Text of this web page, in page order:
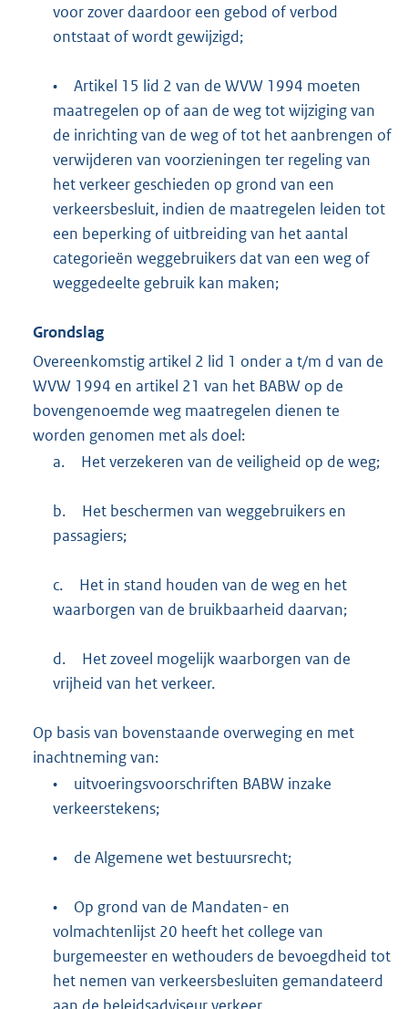
voor zover daardoor een gebod of verbod
ontstaat of wordt gewijzigd;
•
Artikel 15 lid 2 van de WVW 1994 moeten
maatregelen op of aan de weg tot wijziging van
de inrichting van de weg of tot het aanbrengen of
verwijderen van voorzieningen ter regeling van
het verkeer geschieden op grond van een
verkeersbesluit, indien de maatregelen leiden tot
een beperking of uitbreiding van het aantal
categorieën weggebruikers dat van een weg of
weggedeelte gebruik kan maken;
Grondslag
Overeenkomstig artikel 2 lid 1 onder a t/m d van de
WVW 1994 en artikel 21 van het BABW op de
bovengenoemde weg maatregelen dienen te
worden genomen met als doel:
a.
Het verzekeren van de veiligheid op de weg;
b.
Het beschermen van weggebruikers en
passagiers;
c.
Het in stand houden van de weg en het
waarborgen van de bruikbaarheid daarvan;
d.
Het zoveel mogelijk waarborgen van de
vrijheid van het verkeer.
Op basis van bovenstaande overweging en met
inachtneming van:
•
uitvoeringsvoorschriften BABW inzake
verkeerstekens;
• de Algemene wet bestuursrecht;
•
Op grond van de Mandaten- en
volmachtenlijst 20 heeft het college van
burgemeester en wethouders de bevoegdheid tot
het nemen van verkeersbesluiten gemandateerd